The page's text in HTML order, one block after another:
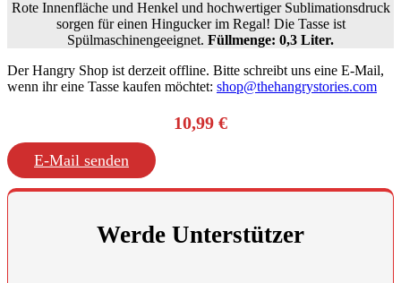
Rote Innenfläche und Henkel und hochwertiger Sublimationsdruck
sorgen für einen Hingucker im Regal! Die Tasse ist
Spülmaschinengeeignet. Füllmenge: 0,3 Liter.
Der Hangry Shop ist derzeit offline. Bitte schreibt uns eine E-Mail,
wenn ihr eine Tasse kaufen möchtet: shop@thehangrystories.com
10,99 €
E-Mail senden
Werde Unterstützer